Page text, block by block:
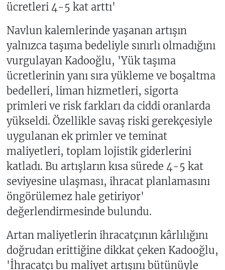
ücretleri 4-5 kat arttı'
Navlun kalemlerinde yaşanan artışın
yalnızca taşıma bedeliyle sınırlı olmadığını
vurgulayan Kadooğlu, 'Yük taşıma
ücretlerinin yanı sıra yükleme ve boşaltma
bedelleri, liman hizmetleri, sigorta
primleri ve risk farkları da ciddi oranlarda
yükseldi. Özellikle savaş riski gerekçesiyle
uygulanan ek primler ve teminat
maliyetleri, toplam lojistik giderlerini
katladı. Bu artışların kısa sürede 4-5 kat
seviyesine ulaşması, ihracat planlamasını
öngörülemez hale getiriyor'
değerlendirmesinde bulundu.
Artan maliyetlerin ihracatçının kârlılığını
doğrudan erittiğine dikkat çeken Kadooğlu,
'İhracatçı bu maliyet artışını bütünüyle